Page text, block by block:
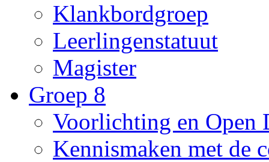
Klankbordgroep
Leerlingenstatuut
Magister
Groep 8
Voorlichting en Open
Kennismaken met de